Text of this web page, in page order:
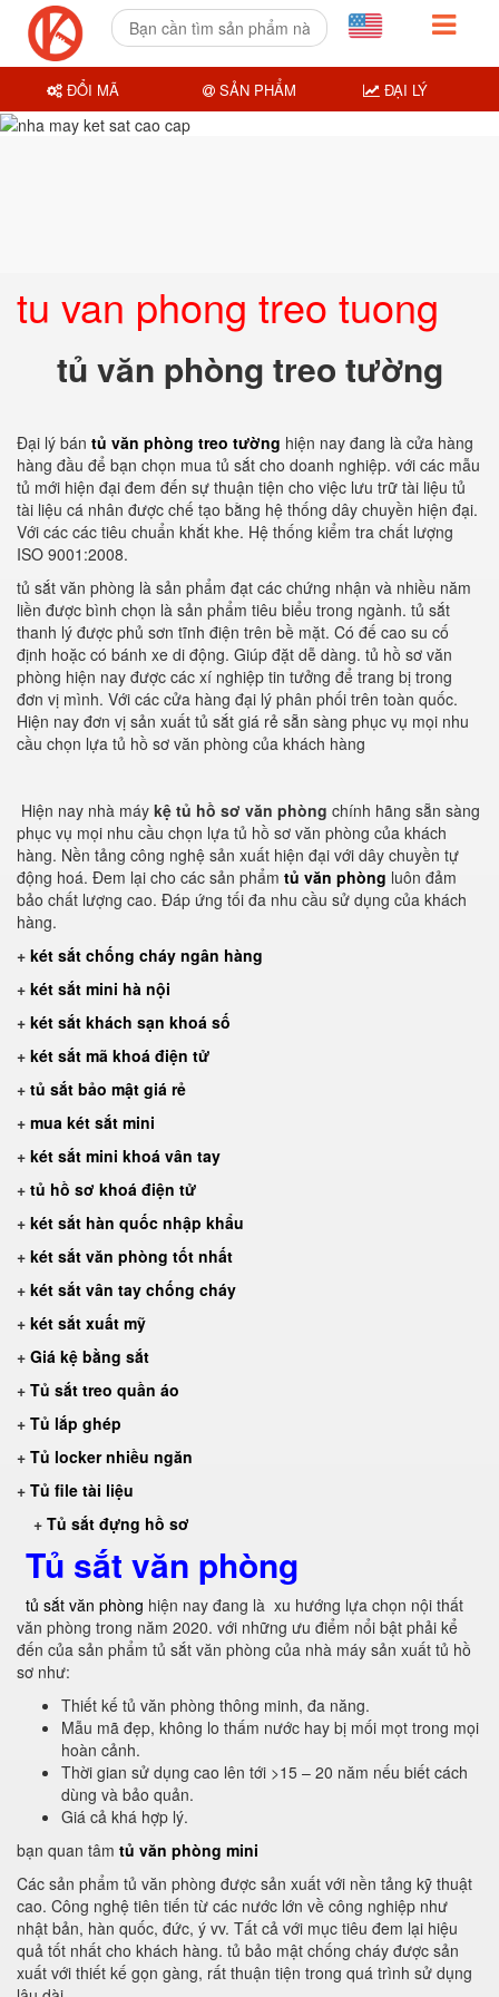
tu van phong treo tuong
tủ văn phòng treo tường
Đại lý bán tủ văn phòng treo tường hiện nay đang là cửa hàng
hàng đầu để bạn chọn mua tủ sắt cho doanh nghiệp. với các mẫu
tủ mới hiện đại đem đến sự thuận tiện cho việc lưu trữ tài liệu tủ
tài liệu cá nhân được chế tạo bằng hệ thống dây chuyền hiện đại.
Với các các tiêu chuẩn khắt khe. Hệ thống kiểm tra chất lượng
ISO 9001:2008.
tủ sắt văn phòng là sản phẩm đạt các chứng nhận và nhiều năm
liền được bình chọn là sản phẩm tiêu biểu trong ngành. tủ sắt
thanh lý được phủ sơn tĩnh điện trên bề mặt. Có đế cao su cố
định hoặc có bánh xe di động. Giúp đặt dễ dàng. tủ hồ sơ văn
phòng hiện nay được các xí nghiệp tin tưởng để trang bị trong
đơn vị mình. Với các cửa hàng đại lý phân phối trên toàn quốc.
Hiện nay đơn vị sản xuất tủ sắt giá rẻ sẵn sàng phục vụ mọi nhu
cầu chọn lựa tủ hồ sơ văn phòng của khách hàng
Hiện nay nhà máy kệ tủ hồ sơ văn phòng chính hãng sẵn sàng
phục vụ mọi nhu cầu chọn lựa tủ hồ sơ văn phòng của khách
hàng. Nền tảng công nghệ sản xuất hiện đại với dây chuyền tự
động hoá. Đem lại cho các sản phẩm tủ văn phòng luôn đảm
bảo chất lượng cao. Đáp ứng tối đa nhu cầu sử dụng của khách
hàng.
+ két sắt chống cháy ngân hàng
+ két sắt mini hà nội
+ két sắt khách sạn khoá số
+ két sắt mã khoá điện tử
+ tủ sắt bảo mật giá rẻ
+ mua két sắt mini
+ két sắt mini khoá vân tay
+ tủ hồ sơ khoá điện tử
+ két sắt hàn quốc nhập khẩu
+ két sắt văn phòng tốt nhất
+ két sắt vân tay chống cháy
+ két sắt xuất mỹ
+ Giá kệ bằng sắt
+ Tủ sắt treo quần áo
+ Tủ lắp ghép
+ Tủ locker nhiều ngăn
+ Tủ file tài liệu
+ Tủ sắt đựng hồ sơ
Tủ sắt văn phòng
tủ sắt văn phòng hiện nay đang là xu hướng lựa chọn nội thất
văn phòng trong năm 2020. với những ưu điểm nổi bật phải kể
đến của sản phẩm tủ sắt văn phòng của nhà máy sản xuất tủ hồ
sơ như:
Thiết kế tủ văn phòng thông minh, đa năng.
Mẫu mã đẹp, không lo thấm nước hay bị mối mọt trong mọi
hoàn cảnh.
Thời gian sử dụng cao lên tới >15 – 20 năm nếu biết cách
dùng và bảo quản.
Giá cả khá hợp lý.
bạn quan tâm tủ văn phòng mini
Các sản phẩm tủ văn phòng được sản xuất với nền tảng kỹ thuật
cao. Công nghệ tiên tiến từ các nước lớn về công nghiệp như
nhật bản, hàn quốc, đức, ý vv. Tất cả với mục tiêu đem lại hiệu
quả tốt nhất cho khách hàng. tủ bảo mật chống cháy được sản
xuất với thiết kế gọn gàng, rất thuận tiện trong quá trình sử dụng
ĐỔI MÃ SẢN PHẨM ĐẠI LÝ